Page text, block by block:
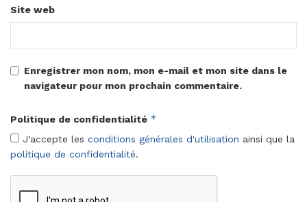
Site web
Enregistrer mon nom, mon e-mail et mon site dans le
navigateur pour mon prochain commentaire.
Politique de confidentialité *
J'accepte les conditions générales d'utilisation ainsi que la
politique de confidentialité.